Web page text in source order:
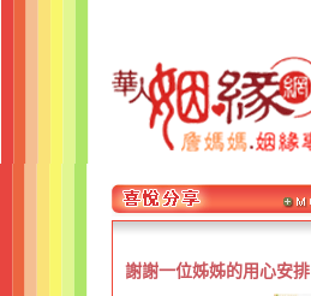
謝謝一位姊姊的用心安排